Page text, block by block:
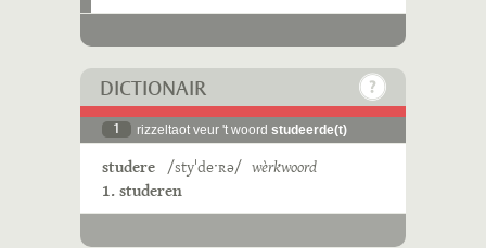
DICTIONAIR
1 rizzeltaot veur 't woord studeerde(t)
studere /styˈdeˑʀə/ wèrkwoord
1. studeren